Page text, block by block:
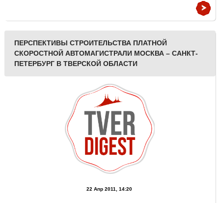
ПЕРСПЕКТИВЫ СТРОИТЕЛЬСТВА ПЛАТНОЙ
СКОРОСТНОЙ АВТОМАГИСТРАЛИ МОСКВА – САНКТ-
ПЕТЕРБУРГ В ТВЕРСКОЙ ОБЛАСТИ
22 Апр 2011, 14:20